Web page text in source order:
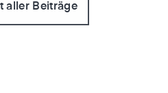
aller Beiträge